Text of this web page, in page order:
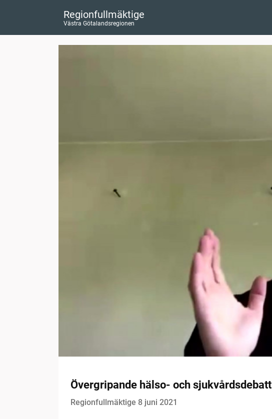
Regionfullmäktige
Västra Götalandsregionen
Övergripande hälso- och sjukvårdsdebatt
Regionfullmäktige 8 juni 2021